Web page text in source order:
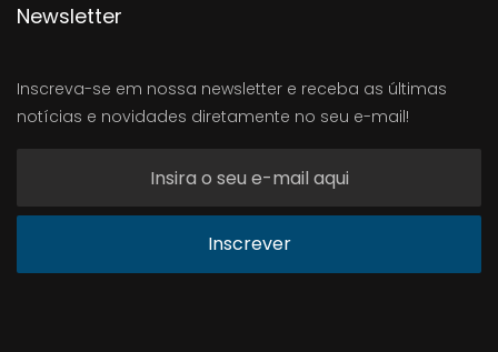
Newsletter
Inscreva-se em nossa newsletter e receba as últimas
notícias e novidades diretamente no seu e-mail!
Inscrever